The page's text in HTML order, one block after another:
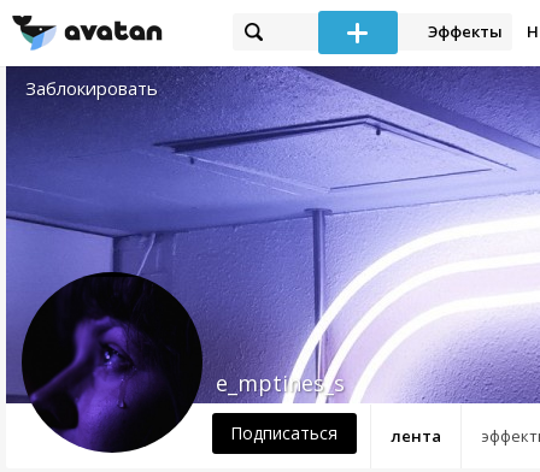
Эффекты
Заблокировать
лента
e_mptines_s
Подписаться